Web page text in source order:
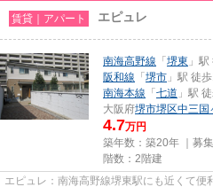
賃貸｜アパート エピュレ
南海高野線 「 堺東 」
阪和線 「 堺市 」駅 徒
南海本線 「 七道 」駅
大阪府堺市堺区中三国
4.7万円
築年数：築20年 ｜募集
階数：2階建
エピュレ：南海高野線堺東駅にも近くて便